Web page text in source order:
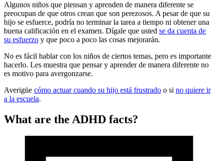
Algunos niños que piensan y aprenden de manera diferente se
preocupan de que otros crean que son perezosos. A pesar de que su
hijo se esfuerce, podría no terminar la tarea a tiempo ni obtener una
buena calificación en el examen. Dígale que usted se da cuenta de
su esfuerzo y que poco a poco las cosas mejorarán.
No es fácil hablar con los niños de ciertos temas, pero es importante
hacerlo. Les muestra que pensar y aprender de manera diferente no
es motivo para avergonzarse.
Averigüe cómo actuar cuando su hijo está frustrado o si no quiere ir
a la escuela.
What are the ADHD facts?